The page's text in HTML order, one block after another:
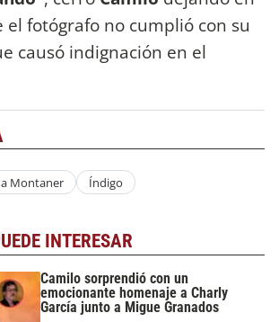
el fotógrafo no cumplió con su
causó indignación en el
Montaner Índigo
INTERESAR
Camilo sorprendió con un
emocionante homenaje a Charly
García junto a Migue Granados